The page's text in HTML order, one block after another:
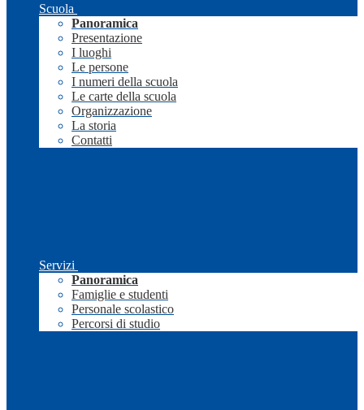
Scuola
Panoramica
Presentazione
I luoghi
Le persone
I numeri della scuola
Le carte della scuola
Organizzazione
La storia
Contatti
Servizi
Panoramica
Famiglie e studenti
Personale scolastico
Percorsi di studio